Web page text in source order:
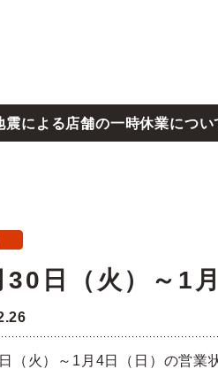
沿革
フランチャイズ加盟
震による店舗の一時休業につい
三陸沖地震の影響によ
30日（火）～1
（火）～1月4日（日）の営業